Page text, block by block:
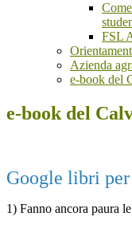
FSL
Azienda
e-book del
e-book del
Google libri
1) Fanno ancora paura